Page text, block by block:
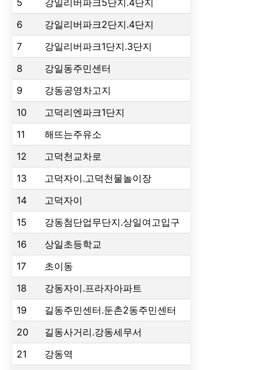
6
강일리버파크2단지.4단지
7
강일리버파크1단지.3단지
8
강일동주민센터
9
강동공영차고지
10
고덕리엔파크1단지
11
해뜨는주유소
12
고덕천교차로
13
고덕자이.고덕천물놀이장
14
고덕자이
15
강동첨단업무단지.상일여고입구
16
상일초등학교
17
초이동
18
강동자이.프라자아파트
19
길동주민센터.둔촌2동주민센터
20
길동사거리.강동세무서
21
강동역